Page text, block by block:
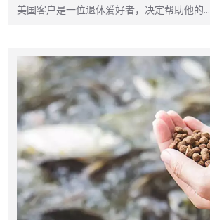
美国客户是一位退休爱好者，决定帮助他的…